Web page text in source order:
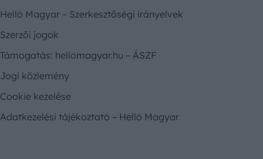
Helló Magyar – Szerkesztőségi irányelvek
Szerzői jogok
Támogatás: hellomagyar.hu – ÁSZF
Jogi közlemény
Cookie kezelése
Adatkezelési tájékoztató – Helló Magyar